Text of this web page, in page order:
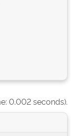
0.002 seconds).